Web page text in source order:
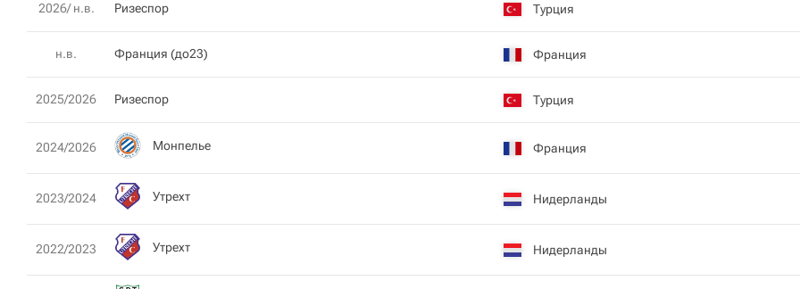
2026/ н.в. Ризеспор Турция
н.в. Франция (до23) Франция
2025/2026 Ризеспор Турция
2024/2026 Монпелье Франция
2023/2024 Утрехт Нидерланды
2022/2023 Утрехт Нидерланды